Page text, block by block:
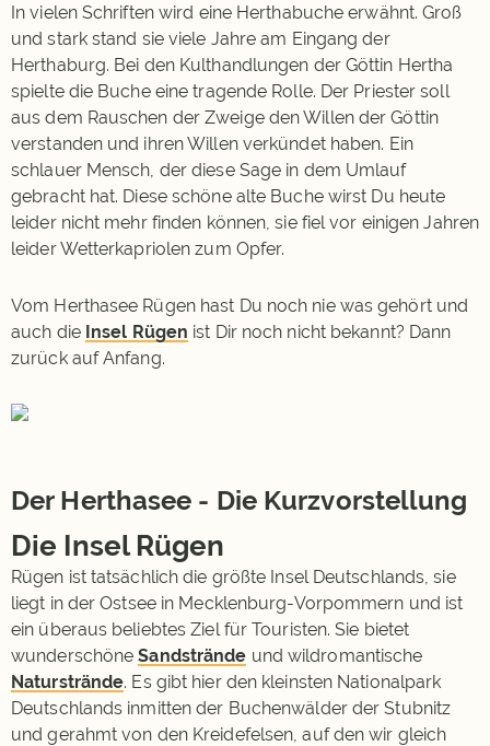
In vielen Schriften wird eine Herthabuche erwähnt. Groß
und stark stand sie viele Jahre am Eingang der
Herthaburg. Bei den Kulthandlungen der Göttin Hertha
spielte die Buche eine tragende Rolle. Der Priester soll
aus dem Rauschen der Zweige den Willen der Göttin
verstanden und ihren Willen verkündet haben. Ein
schlauer Mensch, der diese Sage in dem Umlauf
gebracht hat. Diese schöne alte Buche wirst Du heute
leider nicht mehr finden können, sie fiel vor einigen Jahren
leider Wetterkapriolen zum Opfer.
Vom Herthasee Rügen hast Du noch nie was gehört und
auch die Insel Rügen ist Dir noch nicht bekannt? Dann
zurück auf Anfang.
Der Herthasee - Die Kurzvorstellung
Die Insel Rügen
Rügen ist tatsächlich die größte Insel Deutschlands, sie
liegt in der Ostsee in Mecklenburg-Vorpommern und ist
ein überaus beliebtes Ziel für Touristen. Sie bietet
wunderschöneSandstrände und wildromantische
Naturstrände. Es gibt hier den kleinsten Nationalpark
Deutschlands inmitten der Buchenwälder der Stubnitz
und gerahmt von den Kreidefelsen, auf den wir gleich